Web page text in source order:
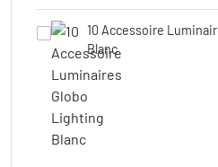
10 Accessoire
Blanc